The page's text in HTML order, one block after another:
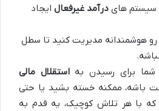
سیستم های درآمد غیرفعال ایجاد
رو هوشمندانه مدیریت کنید تا سطل
شما برای رسیدن بهاستقلال مالی
باشه، ممکنه خسته بشید یا حتی
که با هر تلاش کوچیک، یه قدم به